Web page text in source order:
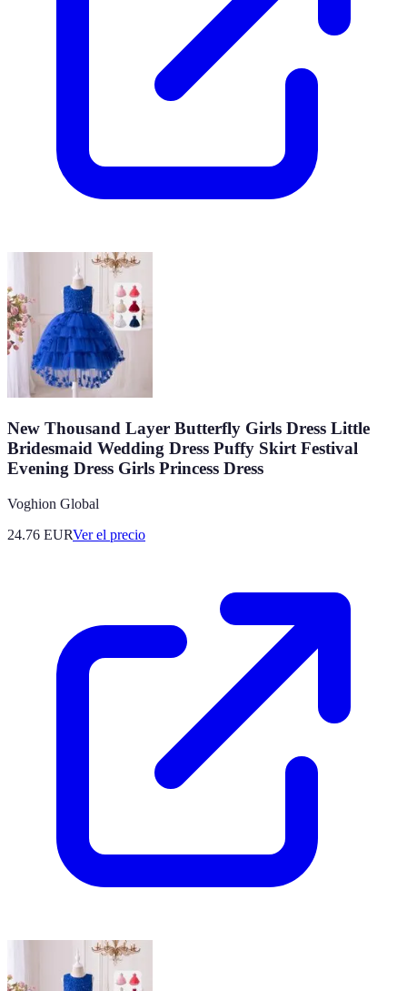
New Thousand Layer Butterfly Girls Dress Little
Bridesmaid Wedding Dress Puffy Skirt Festival
Evening Dress Girls Princess Dress
Voghion Global
24.76 EURVer el precio